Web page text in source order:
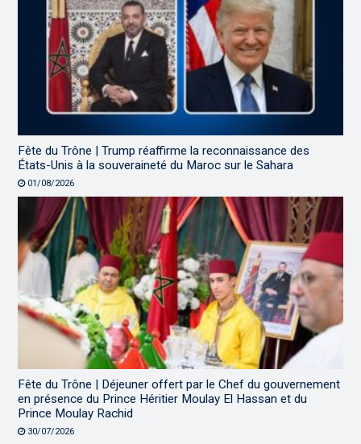
Fête du Trône | Trump réaffirme la reconnaissance des
États-Unis à la souveraineté du Maroc sur le Sahara
01/08/2026
Fête du Trône | Déjeuner offert par le Chef du gouvernement
en présence du Prince Héritier Moulay El Hassan et du
Prince Moulay Rachid
30/07/2026